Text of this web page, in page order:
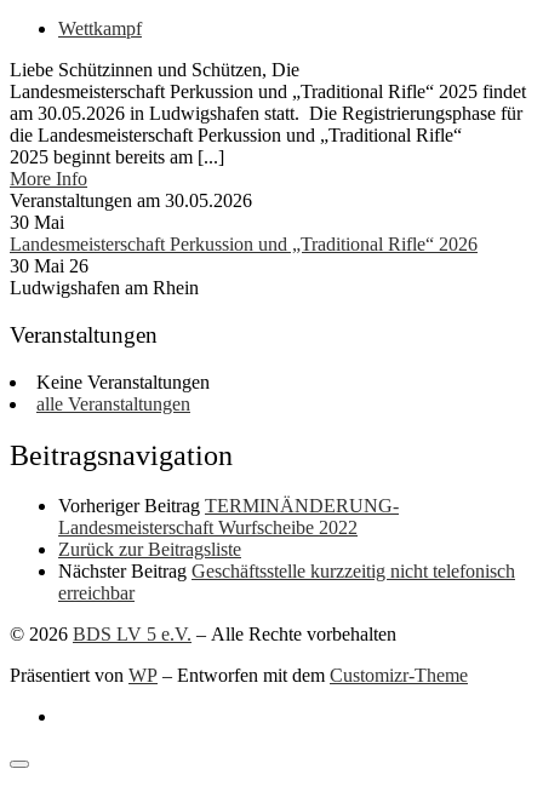
Wettkampf
Liebe Schützinnen und Schützen, Die
Landesmeisterschaft Perkussion und „Traditional Rifle“ 2025 findet
am 30.05.2026 in Ludwigshafen statt. Die Registrierungsphase für
die Landesmeisterschaft Perkussion und „Traditional Rifle“
2025 beginnt bereits am [...]
More Info
Veranstaltungen am 30.05.2026
30 Mai
Landesmeisterschaft Perkussion und „Traditional Rifle“ 2026
30 Mai 26
Ludwigshafen am Rhein
Veranstaltungen
Keine Veranstaltungen
alle Veranstaltungen
Beitragsnavigation
Vorheriger Beitrag TERMINÄNDERUNG-
Landesmeisterschaft Wurfscheibe 2022
Zurück zur Beitragsliste
Nächster Beitrag Geschäftsstelle kurzzeitig nicht telefonisch
erreichbar
© 2026 BDS LV 5 e.V. – Alle Rechte vorbehalten
Präsentiert von WP – Entworfen mit dem Customizr-Theme